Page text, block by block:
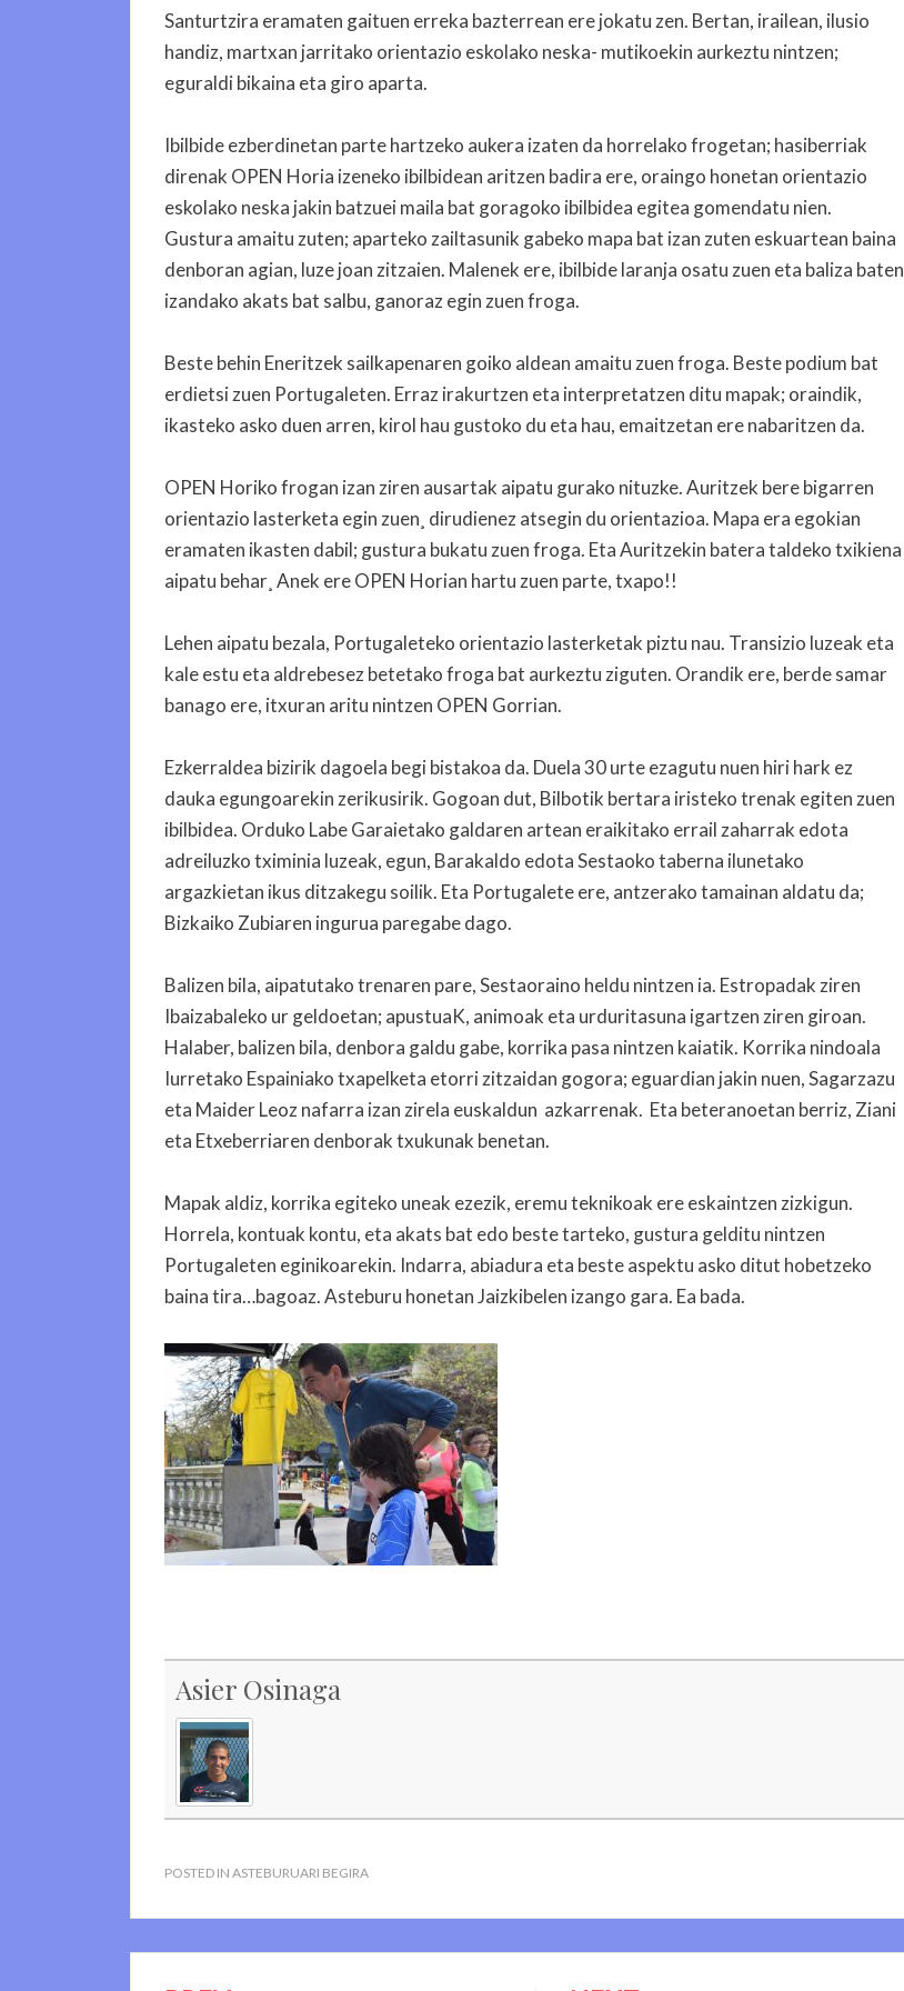
Santurtzira eramaten gaituen erreka bazterrean ere jokatu zen. Bertan, irailean, ilusio
handiz, martxan jarritako orientazio eskolako neska- mutikoekin aurkeztu nintzen;
eguraldi bikaina eta giro aparta.
Ibilbide ezberdinetan parte hartzeko aukera izaten da horrelako frogetan; hasiberriak
direnak OPEN Horia izeneko ibilbidean aritzen badira ere, oraingo honetan orientazio
eskolako neska jakin batzuei maila bat goragoko ibilbidea egitea gomendatu nien.
Gustura amaitu zuten; aparteko zailtasunik gabeko mapa bat izan zuten eskuartean baina
denboran agian, luze joan zitzaien. Malenek ere, ibilbide laranja osatu zuen eta baliza baten
izandako akats bat salbu, ganoraz egin zuen froga.
Beste behin Eneritzek sailkapenaren goiko aldean amaitu zuen froga. Beste podium bat
erdietsi zuen Portugaleten. Erraz irakurtzen eta interpretatzen ditu mapak; oraindik,
ikasteko asko duen arren, kirol hau gustoko du eta hau, emaitzetan ere nabaritzen da.
OPEN Horiko frogan izan ziren ausartak aipatu gurako nituzke. Auritzek bere bigarren
orientazio lasterketa egin zuen¸ dirudienez atsegin du orientazioa. Mapa era egokian
eramaten ikasten dabil; gustura bukatu zuen froga. Eta Auritzekin batera taldeko txikiena
aipatu behar¸ Anek ere OPEN Horian hartu zuen parte, txapo!!
Lehen aipatu bezala, Portugaleteko orientazio lasterketak piztu nau. Transizio luzeak eta
kale estu eta aldrebesez betetako froga bat aurkeztu ziguten. Orandik ere, berde samar
banago ere, itxuran aritu nintzen OPEN Gorrian.
Ezkerraldea bizirik dagoela begi bistakoa da. Duela 30 urte ezagutu nuen hiri hark ez
dauka egungoarekin zerikusirik. Gogoan dut, Bilbotik bertara iristeko trenak egiten zuen
ibilbidea. Orduko Labe Garaietako galdaren artean eraikitako errail zaharrak edota
adreiluzko tximinia luzeak, egun, Barakaldo edota Sestaoko taberna ilunetako
argazkietan ikus ditzakegu soilik. Eta Portugalete ere, antzerako tamainan aldatu da;
Bizkaiko Zubiaren ingurua paregabe dago.
Balizen bila, aipatutako trenaren pare, Sestaoraino heldu nintzen ia. Estropadak ziren
Ibaizabaleko ur geldoetan; apustuaK, animoak eta urduritasuna igartzen ziren giroan.
Halaber, balizen bila, denbora galdu gabe, korrika pasa nintzen kaiatik. Korrika nindoala
Iurretako Espainiako txapelketa etorri zitzaidan gogora; eguardian jakin nuen, Sagarzazu
eta Maider Leoz nafarra izan zirela euskaldun azkarrenak. Eta beteranoetan berriz, Ziani
eta Etxeberriaren denborak txukunak benetan.
Mapak aldiz, korrika egiteko uneak ezezik, eremu teknikoak ere eskaintzen zizkigun.
Horrela, kontuak kontu, eta akats bat edo beste tarteko, gustura gelditu nintzen
Portugaleten eginikoarekin. Indarra, abiadura eta beste aspektu asko ditut hobetzeko
baina tira…bagoaz. Asteburu honetan Jaizkibelen izango gara. Ea bada.
Asier Osinaga
POSTED IN ASTEBURUARI BEGIRA